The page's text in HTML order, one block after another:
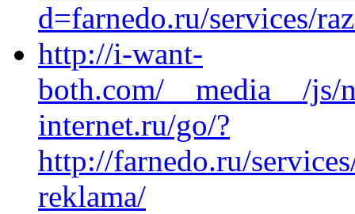
d=farnedo.ru/services/
http://i-want-
both.com/__media__/js/
internet.ru/go/?
http://farnedo.ru/
reklama/